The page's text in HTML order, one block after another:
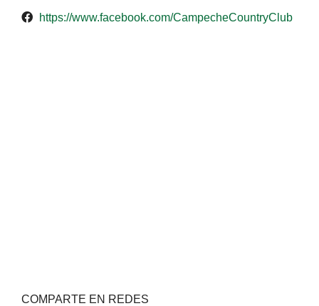
https://www.facebook.com/CampecheCountryClub
COMPARTE EN REDES